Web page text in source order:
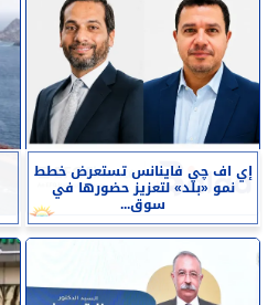
إي اف چي فاينانس تستعرض خطط
نمو «بلد» لتعزيز حضورها في
سوق...